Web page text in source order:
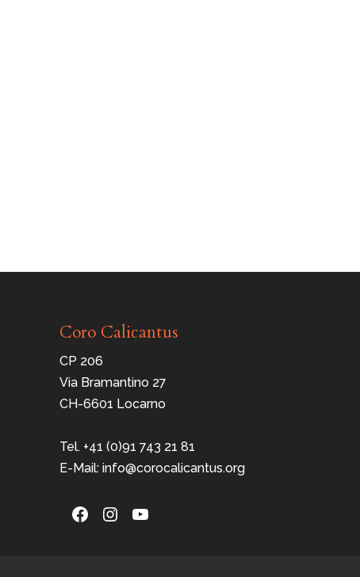
Coro Calicantus
CP 206
Via Bramantino 27
CH-6601 Locarno
Tel. +41 (0)91 743 21 81
E-Mail: info@corocalicantus.org
Facebook
Instagram
YouTube